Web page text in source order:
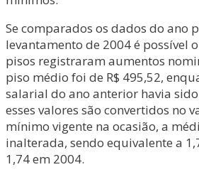
Se comparados os dados do ano
levantamento de 2004 é possível
pisos registraram aumentos
piso médio foi de R$ 495,52,
salarial do ano anterior havia sido
esses valores são convertidos no
mínimo vigente na ocasião, a
inalterada, sendo equivalente a
1,74 em 2004.